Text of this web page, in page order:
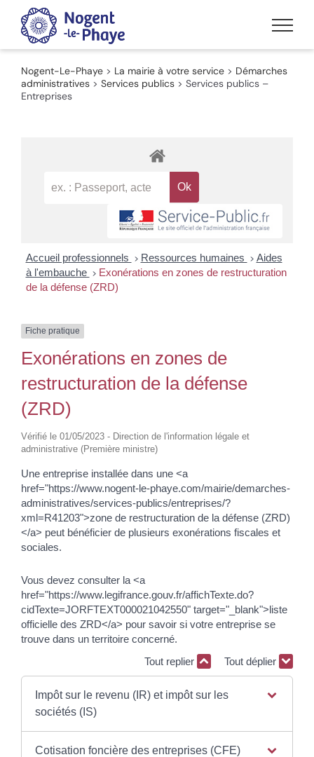
Passer
contenu
Nogent-Le-Phaye > La mairie à votre service > Démarches
administratives > Services publics > Services publics –
Entreprises
Accueil professionnels > Ressources humaines > Aides
à l'embauche > Exonérations en zones de restructuration
de la défense (ZRD)
Fiche pratique
Exonérations en zones de
restructuration de la défense
(ZRD)
Vérifié le 01/05/2023 - Direction de l'information légale et
administrative (Première ministre)
Une entreprise installée dans une <a
href="https://www.nogent-le-phaye.com/mairie/demarches-
administratives/services-publics/entreprises/?
xml=R41203">zone de restructuration de la défense (ZRD)
</a> peut bénéficier de plusieurs exonérations fiscales et
sociales.
Vous devez consulter la <a
href="https://www.legifrance.gouv.fr/affichTexte.do?
cidTexte=JORFTEXT000021042550" target="_blank">liste
officielle des ZRD</a> pour savoir si votre entreprise se
trouve dans un territoire concerné.
Tout replier
Tout déplier
Impôt sur le revenu (IR) et impôt sur les
sociétés (IS)
Cotisation foncière des entreprises (CFE)